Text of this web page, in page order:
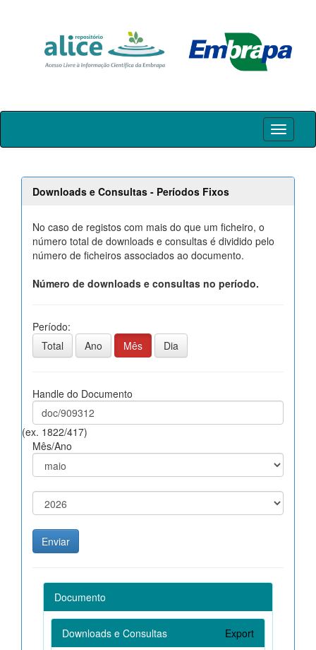
Skip
Downloads e Consultas - Períodos Fixos
No caso de registos com mais do que um ficheiro, o
número total de downloads e consultas é dividido pelo
número de ficheiros associados ao documento.
Número de downloads e consultas no período.
Período:
Total
Ano Mês Dia
Handle do Documento
(ex. 1822/417)
Mês/Ano
Documento
Downloads e Consultas Export